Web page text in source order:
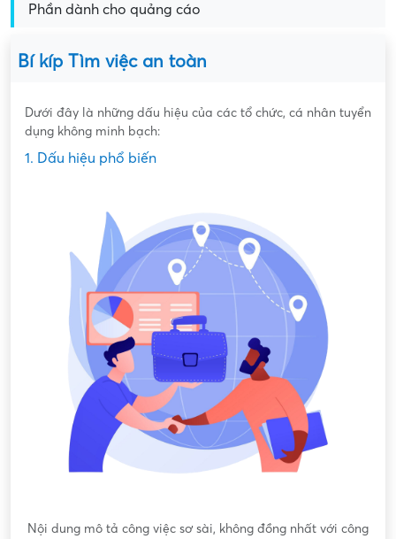
Phần dành cho quảng cáo
Bí kíp Tìm việc an toàn
Dưới đây là những dấu hiệu của các tổ chức, cá nhân tuyển
dụng không minh bạch:
1. Dấu hiệu phổ biến
Nội dung mô tả công việc sơ sài, không đồng nhất với công